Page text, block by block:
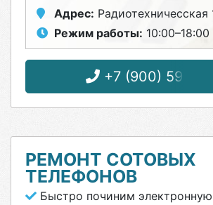
Адрес: Радиотехничесская
Режим работы: 10:00–18:00
+7 (900) 591-14-
РЕМОНТ СОТОВЫХ
ТЕЛЕФОНОВ
Быстро починим